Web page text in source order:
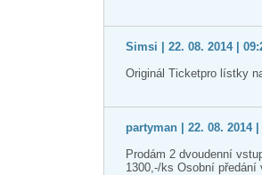
Simsi | 22. 08. 2014 |
Originál Ticketpro lístky
partyman | 22. 08. 2014 |
Prodám 2 dvoudenní
1300,-/ks Osobní